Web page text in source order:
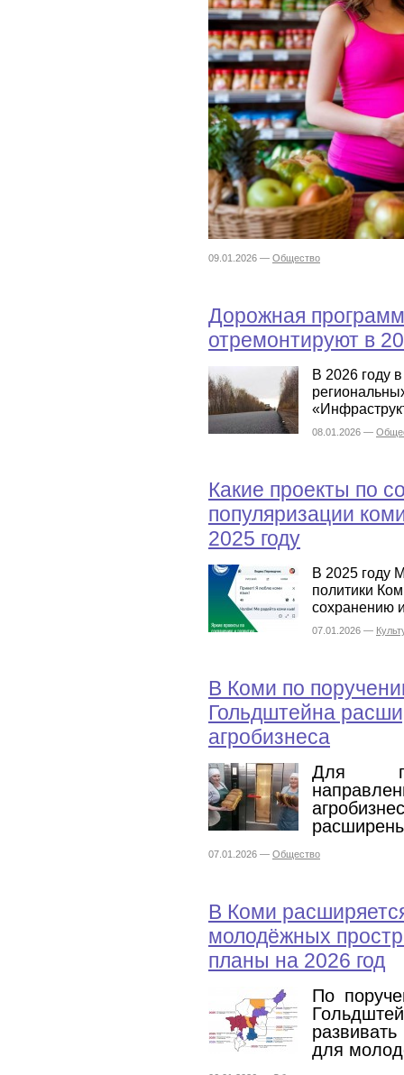
09.01.2026 — Общество
Дорожная
отремонтируют в
В 2026 году
08.01.2026 —
Какие проекты по
популяризации
2025 году
В 2025 году
политики
сохранению
07.01.2026 —
В Коми по
Гольдштейна
агробизнеса
Для
07.01.2026 — Общество
В Коми
молодёжных
планы на 2026 год
По
для